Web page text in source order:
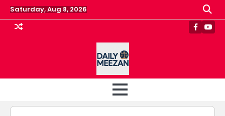
Skip
to
content
Saturday, Aug 8, 2026